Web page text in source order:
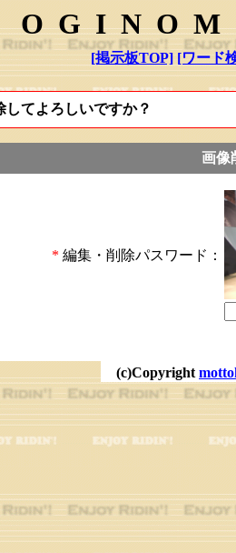
[掲示板TOP] [ワード
してよろしいですか？
画像
* 編集・削除パスワード：
(c)Copyright